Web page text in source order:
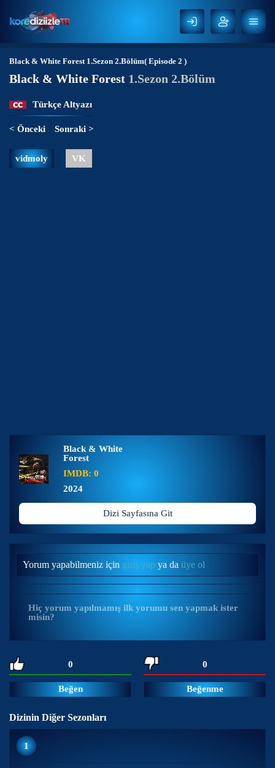
Black & White Forest1.Sezon 2.Bölüm( Episode 2 )
Black & White Forest 1.Sezon 2.Bölüm
Türkçe Altyazı
< Önceki Sonraki >
vidmoly VK
Black & White
Forest
IMDB: 0
2024
Dizi Sayfasına Git
Yorum yapabilmeniz için giriş yap ya da üye ol
Hiç yorum yapılmamış ilk yorumu sen yapmak ister
misin?
0
Beğen
0
Beğenme
Dizinin Diğer Sezonları
1